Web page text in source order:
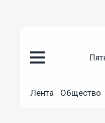
Лента Общество
05.09.201612:51